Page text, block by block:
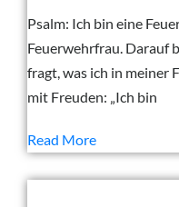
Psalm: Ich bin eine
Feuerwehrfrau. Darauf
fragt, was ich in meiner
mit Freuden: „Ich bin
Read More